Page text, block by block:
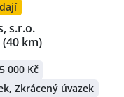
s.r.o.
(40 km)
000 Kč
Zkrácený úvazek